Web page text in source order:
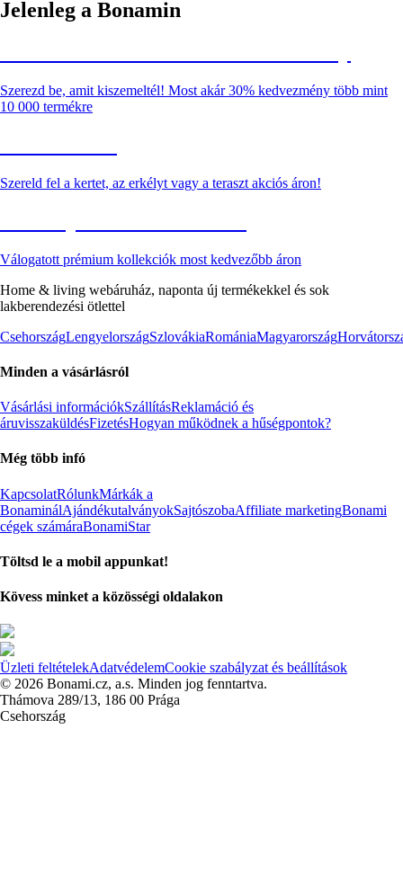
Jelenleg a Bonamin
Szerezd be, amit kiszemeltél! Most akár 30% kedvezmény több mint
10 000 termékre
Szereld fel a kertet, az erkélyt vagy a teraszt akciós áron!
Válogatott prémium kollekciók most kedvezőbb áron
Home & living webáruház, naponta új termékekkel és sok
lakberendezési ötlettel
CsehországLengyelországSzlovákiaRomániaMagyarország
Minden a vásárlásról
Vásárlási információkSzállításReklamáció és
áruvisszaküldésFizetésHogyan működnek a hűségpontok?
Még több infó
KapcsolatRólunkMárkák a
BonaminálAjándékutalványokSajtószobaAffiliate marketingBonami
cégek számáraBonamiStar
Töltsd le a mobil appunkat!
Kövess minket a közösségi oldalakon
Üzleti feltételekAdatvédelemCookie szabályzat és beállítások
© 2026 Bonami.cz, a.s. Minden jog fenntartva.
Thámova 289/13, 186 00 Prága
Csehország